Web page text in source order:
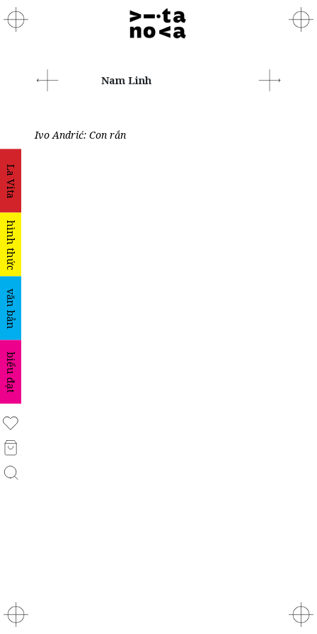
La Vita
hình thức
văn bản
biểu đạt
Nam Linh
Ivo Andrić: Con rắn